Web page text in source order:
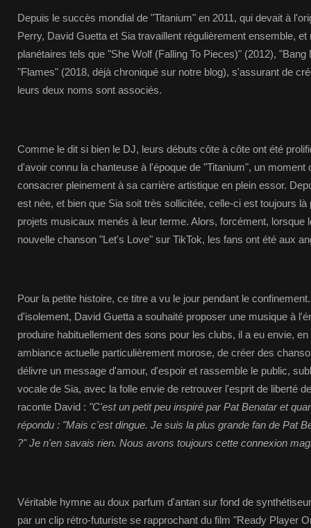
Depuis le succès mondial de "Titanium" en 2011, qui devait à
Perry, David Guetta et Sia travaillent régulièrement ensemble,
planétaires tels que "She Wolf (Falling To Pieces)" (2012),
"Flames" (2018, déjà chroniqué sur notre blog), s'assurant de
leurs deux noms sont associés.
Comme le dit si bien le DJ, leurs débuts côte à côte ont été
d'avoir connu la chanteuse à l'époque de "Titanium", un moment
consacrer pleinement à sa carrière artistique en plein essor.
est née, et bien que Sia soit très sollicitée, celle-ci est toujours
projets musicaux menés à leur terme. Alors, forcément, lorsque
nouvelle chanson "Let's Love" sur TikTok, les fans ont été aux
Pour la petite histoire, ce titre a vu le jour pendant le
d'isolement, David Guetta a souhaité proposer une musique à
produire habituellement des sons pour les clubs, il a eu envie,
ambiance actuelle particulièrement morose, de créer des
délivre un message d'amour, d'espoir et rassemble le public,
vocale de Sia, avec la folle envie de retrouver l'esprit de liberté
raconte David : "C'est un petit peu inspiré par Pat Benatar et
répondu : "Mais c'est dingue. Je suis la plus grande fan de Pat
?" Je n'en savais rien. Nous avons toujours cette connexion
Véritable hymne au doux parfum d'antan sur fond de
par un clip rétro-futuriste se rapprochant du film "Ready Player